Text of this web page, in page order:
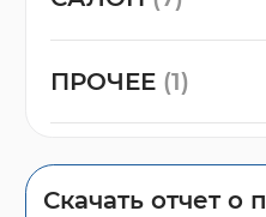
ПРОЧЕЕ (1)
Скачать отчет о